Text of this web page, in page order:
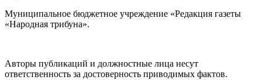
Муниципальное бюджетное учреждение «Редакция газеты
«Народная трибуна».
Авторы публикаций и должностные лица несут
ответственность за достоверность приводимых фактов.